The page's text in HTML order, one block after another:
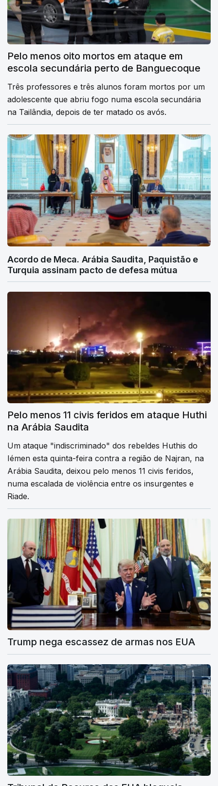
Pelo menos oito mortos em ataque em
escola secundária perto de Banguecoque
Três professores e três alunos foram mortos por um
adolescente que abriu fogo numa escola secundária
na Tailândia, depois de ter matado os avós.
Acordo de Meca. Arábia Saudita, Paquistão e
Turquia assinam pacto de defesa mútua
Pelo menos 11 civis feridos em ataque Huthi
na Arábia Saudita
Um ataque "indiscriminado" dos rebeldes Huthis do
Iémen esta quinta-feira contra a região de Najran, na
Arábia Saudita, deixou pelo menos 11 civis feridos,
numa escalada de violência entre os insurgentes e
Riade.
Trump nega escassez de armas nos EUA